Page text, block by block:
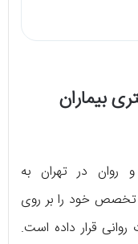
بیماران
روان در تهران به
تخصص خود را بر روی
روانی قرار داده است.